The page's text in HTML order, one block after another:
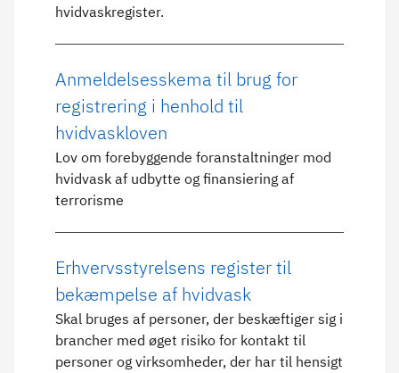
hvidvaskregister.
Anmeldelsesskema til brug for
registrering i henhold til
hvidvaskloven
Lov om forebyggende foranstaltninger mod
hvidvask af udbytte og finansiering af
terrorisme
Erhvervsstyrelsens register til
bekæmpelse af hvidvask
Skal bruges af personer, der beskæftiger sig i
brancher med øget risiko for kontakt til
personer og virksomheder, der har til hensigt